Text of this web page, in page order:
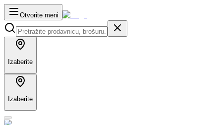
Otvorite meni
Izaberite
Izaberite